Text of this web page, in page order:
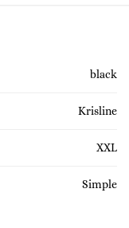
black
Krisline
XXL
Simple